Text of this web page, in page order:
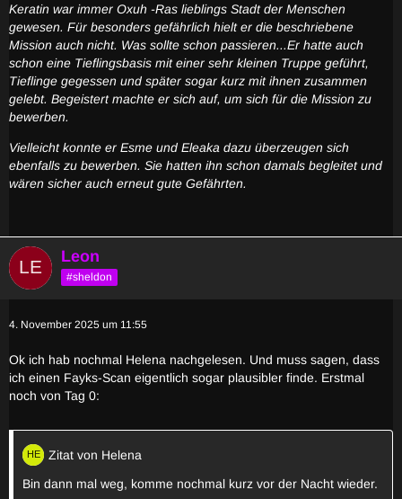
Keratin war immer Oxuh -Ras lieblings Stadt der Menschen
gewesen. Für besonders gefährlich hielt er die beschriebene
Mission auch nicht. Was sollte schon passieren...Er hatte auch
schon eine Tieflingsbasis mit einer sehr kleinen Truppe geführt,
Tieflinge gegessen und später sogar kurz mit ihnen zusammen
gelebt. Begeistert machte er sich auf, um sich für die Mission zu
bewerben.
Vielleicht konnte er Esme und Eleaka dazu überzeugen sich
ebenfalls zu bewerben. Sie hatten ihn schon damals begleitet und
wären sicher auch erneut gute Gefährten.
Leon
#sheldon
4. November 2025 um 11:55
Ok ich hab nochmal Helena nachgelesen. Und muss sagen, dass
ich einen Fayks-Scan eigentlich sogar plausibler finde. Erstmal
noch von Tag 0:
Zitat von Helena
Bin dann mal weg, komme nochmal kurz vor der Nacht wieder.